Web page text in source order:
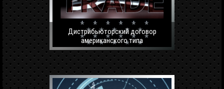
Дистрибьюторский договор
американского типа